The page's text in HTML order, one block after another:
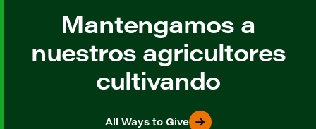
Mantengamos a
nuestros agricultores
cultivando
All Ways to Give